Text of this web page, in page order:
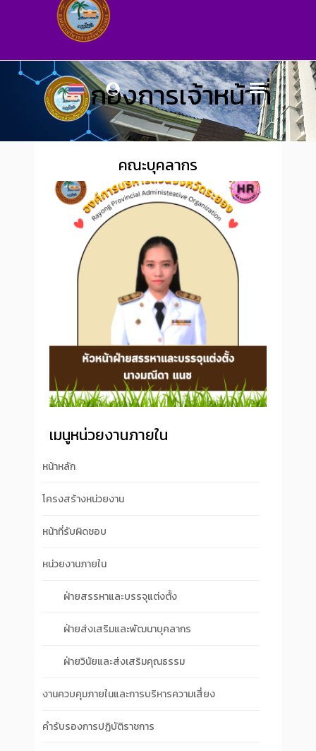
กองการเจ้าหน้าที่
คณะบุคลากร
เมนูหน่วยงานภายใน
หน้าหลัก
โครงสร้างหน่วยงาน
หน้าที่รับผิดชอบ
หน่วยงานภายใน
ฝ่ายสรรหาและบรรจุแต่งตั้ง
ฝ่ายส่งเสริมและพัฒนาบุคลากร
ฝ่ายวินัยและส่งเสริมคุณธรรม
งานควบคุมภายในและการบริหารความเสี่ยง
คำรับรองการปฏิบัติราชการ